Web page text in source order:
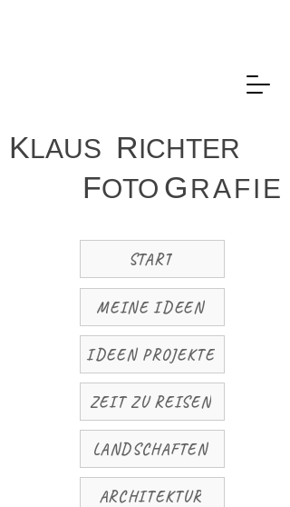
KLAUS RICHTER
START
IDEEN PROJEKTE
MEINE IDEEN
ZEIT ZU REISEN
LANDSCHAFTEN
ARCHITEKTUR
FOTO G RAFI E